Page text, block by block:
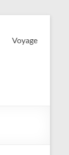
Voyage